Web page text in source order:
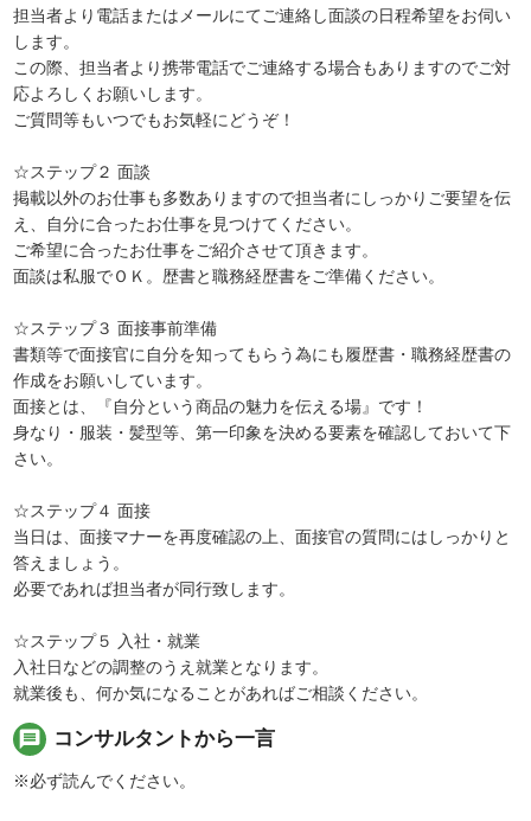
担当者より電話またはメールにてご連絡し面談の日程希望をお伺い
します。
この際、担当者より携帯電話でご連絡する場合もありますのでご対
応よろしくお願いします。
ご質問等もいつでもお気軽にどうぞ！
☆ステップ２ 面談
掲載以外のお仕事も多数ありますので担当者にしっかりご要望を伝
え、自分に合ったお仕事を見つけてください。
ご希望に合ったお仕事をご紹介させて頂きます。
面談は私服でＯＫ。歴書と職務経歴書をご準備ください。
☆ステップ３ 面接事前準備
書類等で面接官に自分を知ってもらう為にも履歴書・職務経歴書の
作成をお願いしています。
面接とは、『自分という商品の魅力を伝える場』です！
身なり・服装・髪型等、第一印象を決める要素を確認しておいて下
さい。
☆ステップ４ 面接
当日は、面接マナーを再度確認の上、面接官の質問にはしっかりと
答えましょう。
必要であれば担当者が同行致します。
☆ステップ５ 入社・就業
入社日などの調整のうえ就業となります。
就業後も、何か気になることがあればご相談ください。
message コンサルタントから一言
※必ず読んでください。